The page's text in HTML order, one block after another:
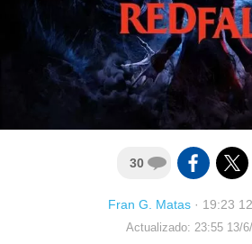
30
Fran G. Matas· 19:23
Actualizado: 23:55 13/